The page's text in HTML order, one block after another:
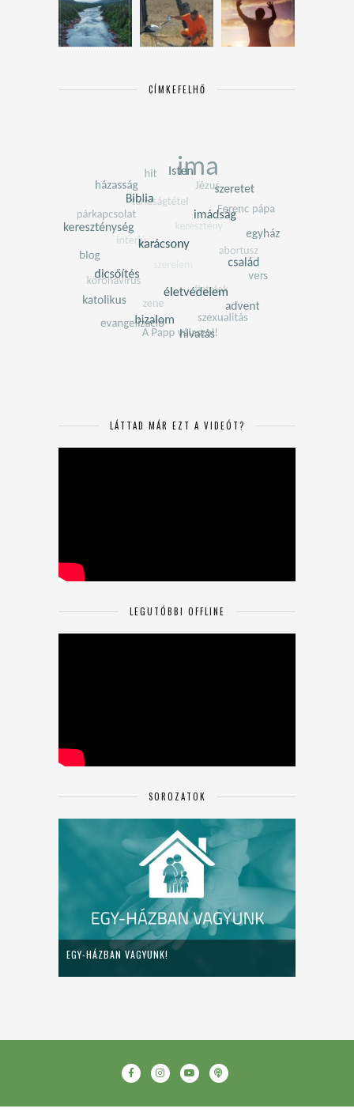
CÍMKEFELHŐ
LÁTTAD MÁR EZT A VIDEÓT?
LEGUTÓBBI OFFLINE
SOROZATOK
EGY-HÁZBAN VAGYUNK!